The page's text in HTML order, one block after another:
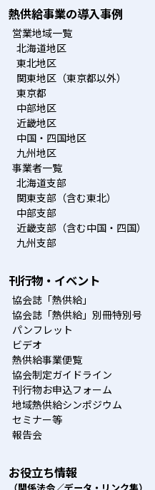
熱供給事業の導入事例
営業地域一覧
北海道地区
東北地区
関東地区（東京都以外）
東京都
中部地区
近畿地区
中国・四国地区
九州地区
事業者一覧
北海道支部
関東支部（含む東北）
中部支部
近畿支部（含む中国・四国）
九州支部
刊行物・イベント
協会誌「熱供給」
協会誌「熱供給」別冊特別号
パンフレット
ビデオ
熱供給事業便覧
協会制定ガイドライン
刊行物お申込フォーム
地域熱供給シンポジウム
セミナー等
報告会
お役立ち情報